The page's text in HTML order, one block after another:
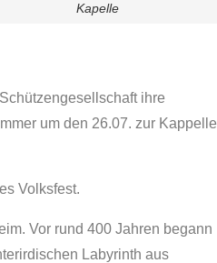
Kapelle
ihre
um den 26.07. zur Kappelle
Volksfest.
Vor rund 400 Jahren begann
Labyrinth aus